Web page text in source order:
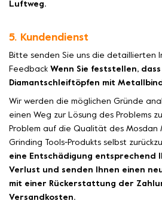
Luftweg.
5. Kundendienst
Bitte senden Sie uns die detaillierten
Feedback Wenn Sie feststellen,
Diamantschleiftöpfen mit
Wir werden die möglichen Gründe
einen Weg zur Lösung des Problems
Problem auf die Qualität des Mosdan
Grinding Tools-Produkts selbst
eine Entschädigung entsprechend
Verlust und senden Ihnen einen
mit einer Rückerstattung der
Versandkosten.